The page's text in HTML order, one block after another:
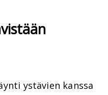
ystävien kanssa